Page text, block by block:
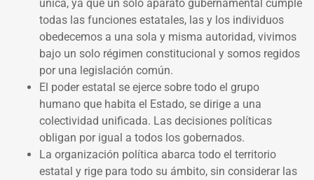
única, ya que un solo aparato gubernamental cumple
todas las funciones estatales, las y los individuos
obedecemos a una sola y misma autoridad, vivimos
bajo un solo régimen constitucional y somos regidos
por una legislación común.
El poder estatal se ejerce sobre todo el grupo
humano que habita el Estado, se dirige a una
colectividad unificada. Las decisiones políticas
obligan por igual a todos los gobernados.
La organización política abarca todo el territorio
estatal y rige para todo su ámbito, sin considerar las